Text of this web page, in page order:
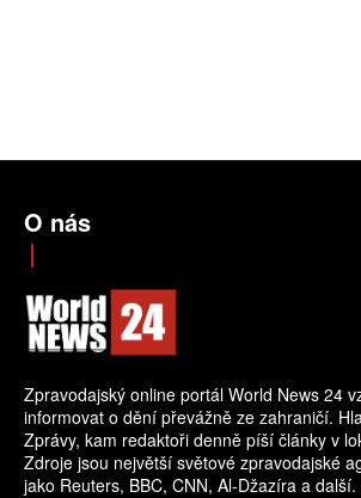
O nás
Zpravodajský online portál World News 24
informovat o dění převážně ze zahraničí.
Zprávy, kam redaktoři denně píší články v
Zdroje jsou největší světové zpravodajské
jako Reuters, BBC, CNN, Al-Džazíra a další.